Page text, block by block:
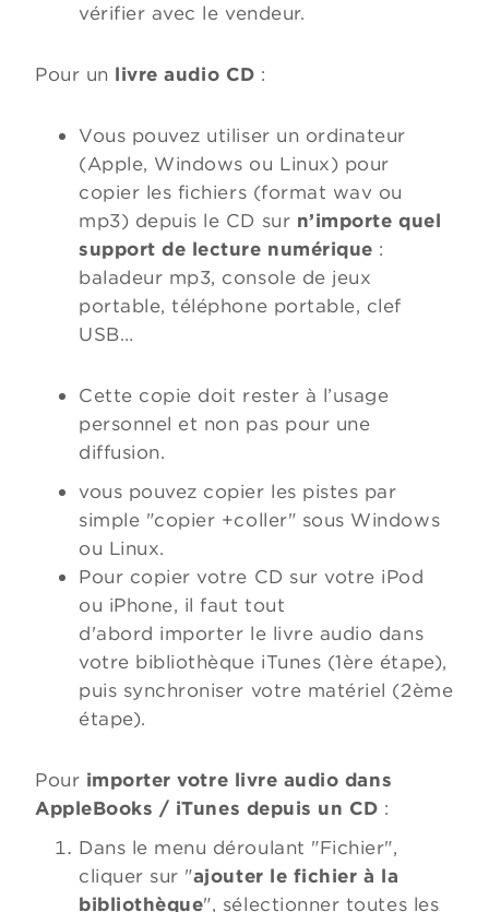
vérifier avec le vendeur.
Pour un livre audio CD :
Vous pouvez utiliser un ordinateur
(Apple, Windows ou Linux) pour
copier les fichiers (format wav ou
mp3) depuis le CD sur n’importe quel
support de lecture numérique :
baladeur mp3, console de jeux
portable, téléphone portable, clef
USB…
Cette copie doit rester à l’usage
personnel et non pas pour une
diffusion.
vous pouvez copier les pistes par
simple "copier +coller" sous Windows
ou Linux.
Pour copier votre CD sur votre iPod
ou iPhone, il faut tout
d'abord importer le livre audio dans
votre bibliothèque iTunes (1ère étape),
puis synchroniser votre matériel (2ème
étape).
Pour importer votre livre audio dans
AppleBooks / iTunes depuis un CD :
Dans le menu déroulant "Fichier",
cliquer sur "ajouter le fichier à la
bibliothèque", sélectionner toutes les